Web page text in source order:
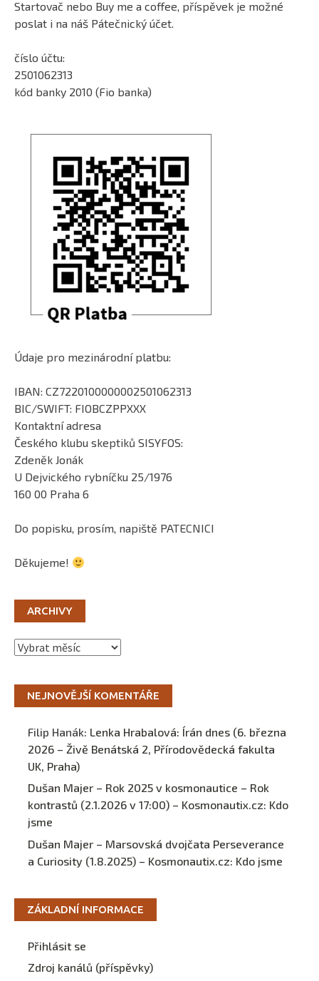
Startovač nebo Buy me a coffee, příspěvek je možné
poslat i na náš Pátečnický účet.
číslo účtu:
2501062313
kód banky 2010 (Fio banka)
Údaje pro mezinárodní platbu:
IBAN: CZ7220100000002501062313
BIC/SWIFT: FIOBCZPPXXX
Kontaktní adresa
Českého klubu skeptiků SISYFOS:
Zdeněk Jonák
U Dejvického rybníčku 25/1976
160 00 Praha 6
Do popisku, prosím, napiště PATECNICI
Děkujeme!
ARCHIVY
Archivy
NEJNOVĚJŠÍ KOMENTÁŘE
Filip Hanák: Lenka Hrabalová: Írán dnes (6. března
2026 – Živě Benátská 2, Přírodovědecká fakulta
UK, Praha)
Dušan Majer – Rok 2025 v kosmonautice – Rok
kontrastů (2.1.2026 v 17:00) – Kosmonautix.cz: Kdo
jsme
Dušan Majer – Marsovská dvojčata Perseverance
a Curiosity (1.8.2025) – Kosmonautix.cz: Kdo jsme
ZÁKLADNÍ INFORMACE
Přihlásit se
Zdroj kanálů (příspěvky)